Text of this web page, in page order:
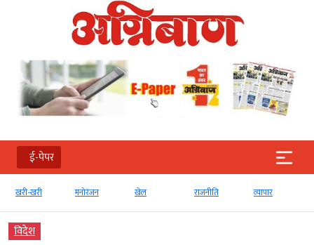
ई-पेपर
खरी-खरी मनोरंजन खेल राजनीति व्‍यापार
विदेश